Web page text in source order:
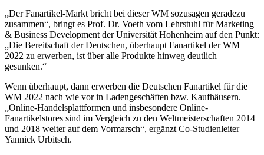
„Der Fanartikel-Markt bricht bei dieser WM sozusagen geradezu
zusammen“, bringt es Prof. Dr. Voeth vom Lehrstuhl für Marketing
& Business Development der Universität Hohenheim auf den Punkt:
„Die Bereitschaft der Deutschen, überhaupt Fanartikel der WM
2022 zu erwerben, ist über alle Produkte hinweg deutlich
gesunken.“
Wenn überhaupt, dann erwerben die Deutschen Fanartikel für die
WM 2022 nach wie vor in Ladengeschäften bzw. Kaufhäusern.
„Online-Handelsplattformen und insbesondere Online-
Fanartikelstores sind im Vergleich zu den Weltmeisterschaften 2014
und 2018 weiter auf dem Vormarsch“, ergänzt Co-Studienleiter
Yannick Urbitsch.